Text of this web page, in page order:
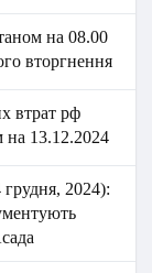
на 08.00
вторгнення
втрат рф
на 13.12.2024
2024):